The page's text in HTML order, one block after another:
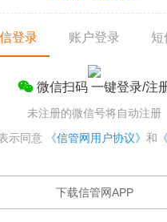
全真模考免费答
登录 账户登录 短
微信扫码 一键登录/注
未注册的微信号将自动注册
示同意
《信管网用户协议》 和
下载信管网APP